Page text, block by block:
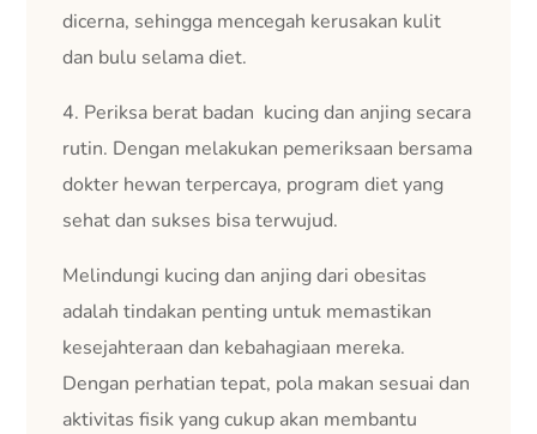
dicerna, sehingga mencegah kerusakan kulit
dan bulu selama diet.
4. Periksa berat badan kucing dan anjing secara
rutin. Dengan melakukan pemeriksaan bersama
dokter hewan terpercaya, program diet yang
sehat dan sukses bisa terwujud.
Melindungi kucing dan anjing dari obesitas
adalah tindakan penting untuk memastikan
kesejahteraan dan kebahagiaan mereka.
Dengan perhatian tepat, pola makan sesuai dan
aktivitas fisik yang cukup akan membantu